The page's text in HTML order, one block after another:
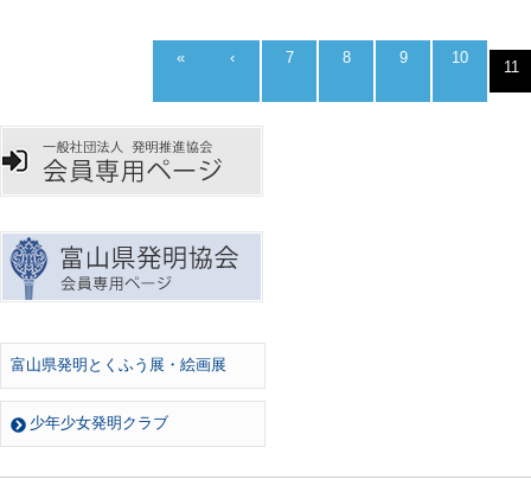
« ‹ 7 8 9 10
11
富山県発明とくふう展・絵画展
少年少女発明クラブ